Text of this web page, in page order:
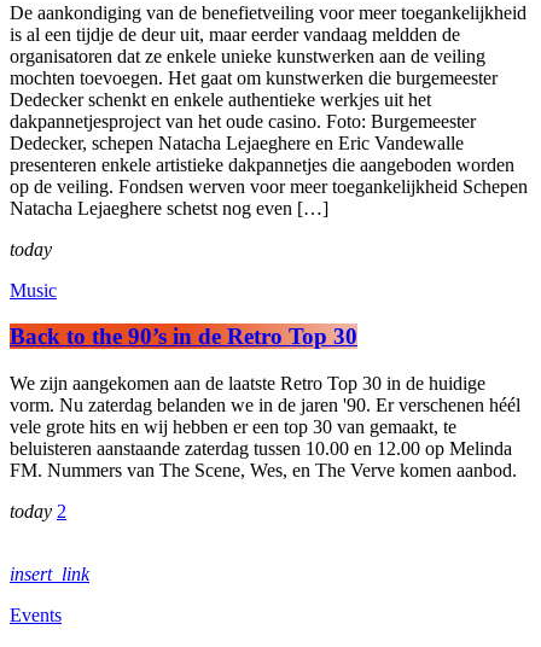
De aankondiging van de benefietveiling voor meer toegankelijkheid
is al een tijdje de deur uit, maar eerder vandaag meldden de
organisatoren dat ze enkele unieke kunstwerken aan de veiling
mochten toevoegen. Het gaat om kunstwerken die burgemeester
Dedecker schenkt en enkele authentieke werkjes uit het
dakpannetjesproject van het oude casino. Foto: Burgemeester
Dedecker, schepen Natacha Lejaeghere en Eric Vandewalle
presenteren enkele artistieke dakpannetjes die aangeboden worden
op de veiling. Fondsen werven voor meer toegankelijkheid Schepen
Natacha Lejaeghere schetst nog even […]
today
Music
Back to the 90’s in de Retro Top 30
We zijn aangekomen aan de laatste Retro Top 30 in de huidige
vorm. Nu zaterdag belanden we in de jaren '90. Er verschenen héél
vele grote hits en wij hebben er een top 30 van gemaakt, te
beluisteren aanstaande zaterdag tussen 10.00 en 12.00 op Melinda
FM. Nummers van The Scene, Wes, en The Verve komen aanbod.
today 2
insert_link
Events